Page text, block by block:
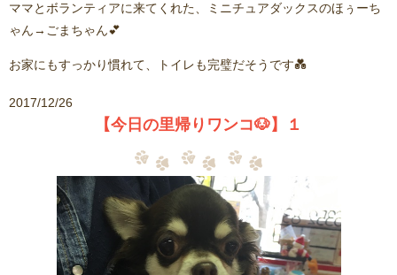
ママとボランティアに来てくれた、ミニチュアダックスのほぅーち
ゃん→ごまちゃん💕
お家にもすっかり慣れて、トイレも完璧だそうです💑
2017/12/26
【今日の里帰りワンコ🐶】１